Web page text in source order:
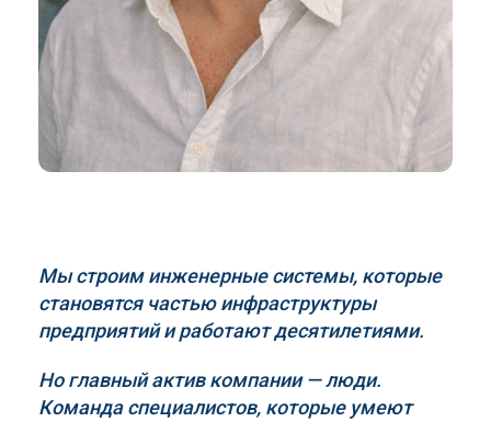
Мы строим инженерные системы, которые
становятся частью инфраструктуры
предприятий и работают десятилетиями.
Но главный актив компании — люди.
Команда специалистов, которые умеют